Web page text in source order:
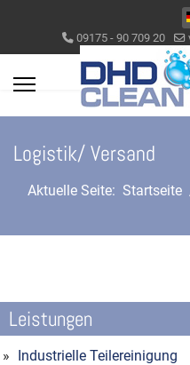
09175 - 90 709 20
Logistik/ Versand
Aktuelle Seite: Startseite
Leistungen
Industrielle Teilereinigung